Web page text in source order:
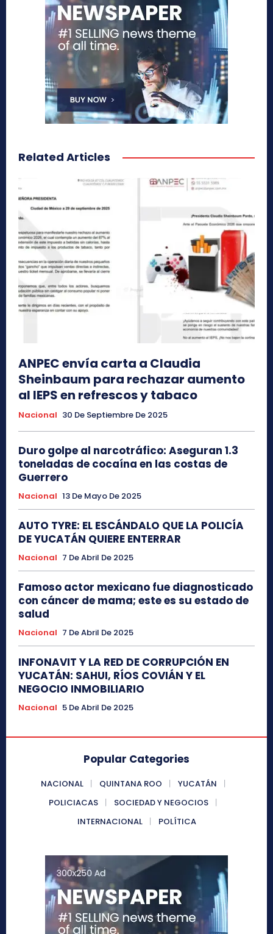
Related Articles
ANPEC envía carta a Claudia
Sheinbaum para rechazar aumento
al IEPS en refrescos y tabaco
Nacional 30 De Septiembre De 2025
Duro golpe al narcotráfico: Aseguran 1.3
toneladas de cocaína en las costas de
Guerrero
Nacional 13 De Mayo De 2025
AUTO TYRE: EL ESCÁNDALO QUE LA POLICÍA
DE YUCATÁN QUIERE ENTERRAR
Nacional 7 De Abril De 2025
Famoso actor mexicano fue diagnosticado
con cáncer de mama; este es su estado de
salud
Nacional 7 De Abril De 2025
INFONAVIT Y LA RED DE CORRUPCIÓN EN
YUCATÁN: SAHUI, RÍOS COVIÁN Y EL
NEGOCIO INMOBILIARIO
Nacional 5 De Abril De 2025
Popular Categories
NACIONAL QUINTANA ROO
YUCATÁN
POLICIACAS
SOCIEDAD Y NEGOCIOS
INTERNACIONAL
POLÍTICA